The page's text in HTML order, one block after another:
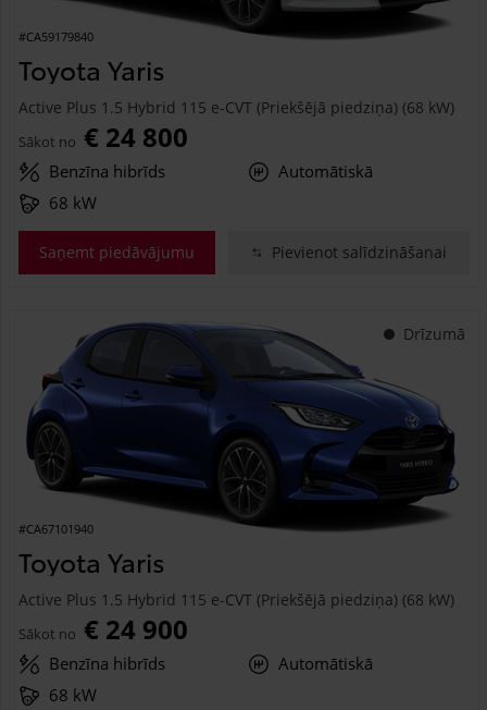
#CA59179840
Toyota Yaris
Active Plus 1.5 Hybrid 115 e-CVT (Priekšējā piedziņa) (68 kW)
Sākot no € 24 800
Benzīna hibrīds
Automātiskā
68 kW
Saņemt piedāvājumu Pievienot salīdzināšanai
Drīzumā
#CA67101940
Toyota Yaris
Active Plus 1.5 Hybrid 115 e-CVT (Priekšējā piedziņa) (68 kW)
Sākot no € 24 900
Benzīna hibrīds
Automātiskā
68 kW